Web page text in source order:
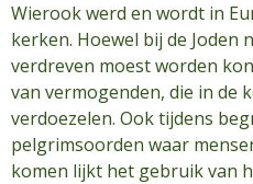
Wierook werd en wordt in
kerken. Hoewel bij de Joden
verdreven moest worden
van vermogenden, die in de
verdoezelen. Ook tijdens
pelgrimsoorden waar
komen lijkt het gebruik van